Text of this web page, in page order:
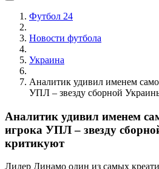
Футбол 24
Новости футбола
Украина
Аналитик удивил именем
УПЛ – звезду сборной
Аналитик удивил именем
игрока УПЛ – звезду
критикуют
Лидер Динамо один из самых